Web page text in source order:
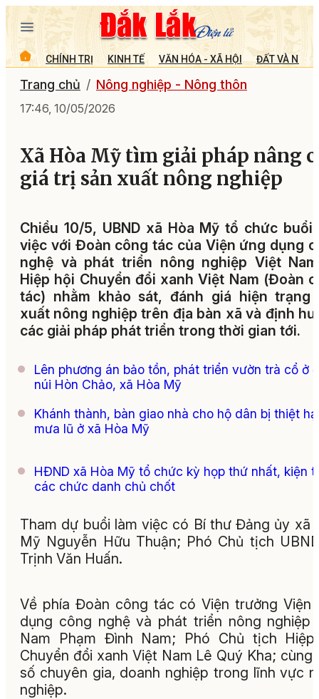
CHÍNH TRỊ KINH TẾ VĂN HÓA - XÃ HỘI ĐẤT VÀ
Trang chủ Nông nghiệp - Nông thôn
17:46, 10/05/2026
Xã Hòa Mỹ tìm giải pháp nâng
giá trị sản xuất nông nghiệp
Chiều 10/5, UBND xã Hòa Mỹ tổ chức buổi
việc với Đoàn công tác của Viện ứng dụng
nghệ và phát triển nông nghiệp Việt
Hiệp hội Chuyển đổi xanh Việt Nam (Đoàn
tác) nhằm khảo sát, đánh giá hiện trạng
xuất nông nghiệp trên địa bàn xã và định
các giải pháp phát triển trong thời gian tới.
Lên phương án bảo tồn, phát triển vườn trà cổ ở
núi Hòn Chảo, xã Hòa Mỹ
Khánh thành, bàn giao nhà cho hộ dân bị thiệt
mưa lũ ở xã Hòa Mỹ
HĐND xã Hòa Mỹ tổ chức kỳ họp thứ nhất, kiện
các chức danh chủ chốt
Tham dự buổi làm việc có Bí thư Đảng ủy xã
Mỹ Nguyễn Hữu Thuận; Phó Chủ tịch
Trịnh Văn Huấn.
Về phía Đoàn công tác có Viện trưởng Viện
dụng công nghệ và phát triển nông nghiệp
Nam Phạm Đình Nam; Phó Chủ tịch
Chuyển đổi xanh Việt Nam Lê Quý Kha; cùng
số chuyên gia, doanh nghiệp trong lĩnh vực
nghiệp.